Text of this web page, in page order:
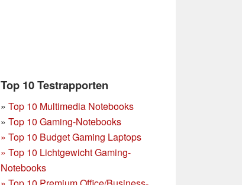
Top 10 Testrapporten
» Top 10 Multimedia Notebooks
» Top 10 Gaming-Notebooks
» Top 10 Budget Gaming Laptops
» Top 10 Lichtgewicht Gaming-
Notebooks